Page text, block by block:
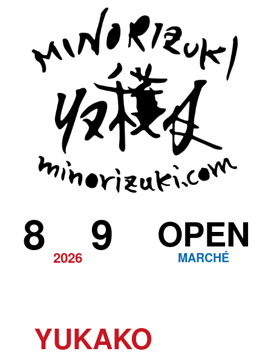
2026
8 9 MARCHÉ
OPEN
YUKAKO